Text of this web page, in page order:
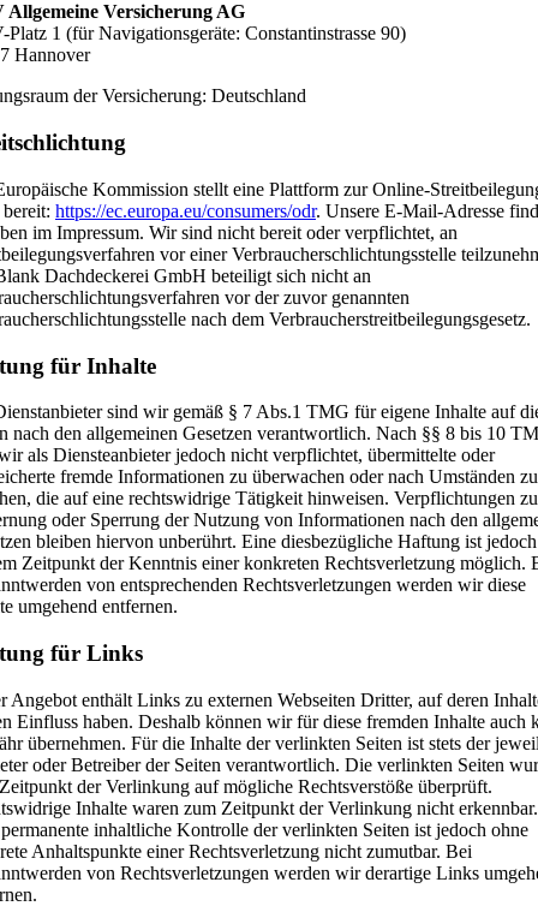
Allgemeine Versicherung AG
1 (für Navigationsgeräte: Constantinstrasse 90)
Hannover
der Versicherung: Deutschland
Kommission stellt eine Plattform zur Online-
https://ec.europa.eu/consumers/odr. Unsere E-Mail-Adresse
im Impressum. Wir sind nicht bereit oder verpflichtet, an
vor einer Verbraucherschlichtungsstelle
Dachdeckerei GmbH beteiligt sich nicht an
vor der zuvor genannten
nach dem Verbraucherstreitbeilegungsgesetz.
für Inhalte
sind wir gemäß § 7 Abs.1 TMG für eigene Inhalte auf
nach den allgemeinen Gesetzen verantwortlich. Nach §§ 8 bis 10
als Diensteanbieter jedoch nicht verpflichtet, übermittelte oder
fremde Informationen zu überwachen oder nach Umständen zu
die auf eine rechtswidrige Tätigkeit hinweisen. Verpflichtungen
oder Sperrung der Nutzung von Informationen nach den
bleiben hiervon unberührt. Eine diesbezügliche Haftung ist
Zeitpunkt der Kenntnis einer konkreten Rechtsverletzung möglich.
von entsprechenden Rechtsverletzungen werden wir diese
umgehend entfernen.
für Links
Angebot enthält Links zu externen Webseiten Dritter, auf deren
Einfluss haben. Deshalb können wir für diese fremden Inhalte auch
übernehmen. Für die Inhalte der verlinkten Seiten ist stets der
oder Betreiber der Seiten verantwortlich. Die verlinkten Seiten
der Verlinkung auf mögliche Rechtsverstöße überprüft.
Inhalte waren zum Zeitpunkt der Verlinkung nicht erkennbar.
inhaltliche Kontrolle der verlinkten Seiten ist jedoch ohne
Anhaltspunkte einer Rechtsverletzung nicht zumutbar. Bei
von Rechtsverletzungen werden wir derartige Links